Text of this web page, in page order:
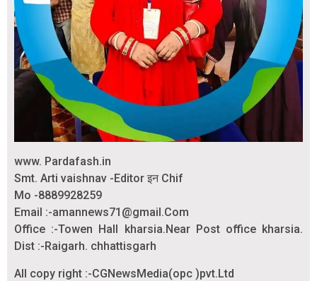
www. Pardafash.in
Smt. Arti vaishnav -Editor इन Chif
Mo -8889928259
Email :-amannews71@gmail.Com
Office :-Towen Hall kharsia.Near Post office kharsia.
Dist :-Raigarh. chhattisgarh
All copy right :-CGNewsMedia(opc )pvt.Ltd